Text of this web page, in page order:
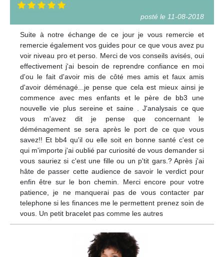
posté le 11-08-2018
Suite à notre échange de ce jour je vous remercie et
remercie également vos guides pour ce que vous avez pu
voir niveau pro et perso. Merci de vos conseils avisés, oui
effectivement j'ai besoin de reprendre confiance en moi
d'ou le fait d'avoir mis de côté mes amis et faux amis
d'avoir déménagé...je pense que cela est mieux ainsi je
commence avec mes enfants et le père de bb3 une
nouvelle vie plus sereine et saine . J'analysais ce que
vous m'avez dit je pense que concernant le
déménagement se sera après le port de ce que vous
savez!! Et bb4 qu'il ou elle soit en bonne santé c'est ce
qui m'importe j'ai oublié par curiosité de vous demander si
vous sauriez si c'est une fille ou un p'tit gars.? Après j'ai
hâte de passer cette audience de savoir le verdict pour
enfin être sur le bon chemin. Merci encore pour votre
patience, je ne manquerai pas de vous contacter par
telephone si les finances me le permettent prenez soin de
vous. Un petit bracelet pas comme les autres